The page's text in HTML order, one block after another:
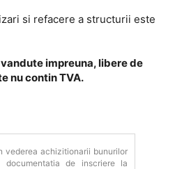
si refacere a structurii este
impreuna, libere de
nu contin TVA.
vederea achizitionarii bunurilor
documentatia de inscriere la